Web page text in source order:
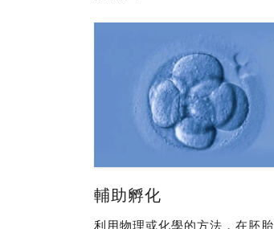
輔助孵化
利用物理或化學的方法，在胚